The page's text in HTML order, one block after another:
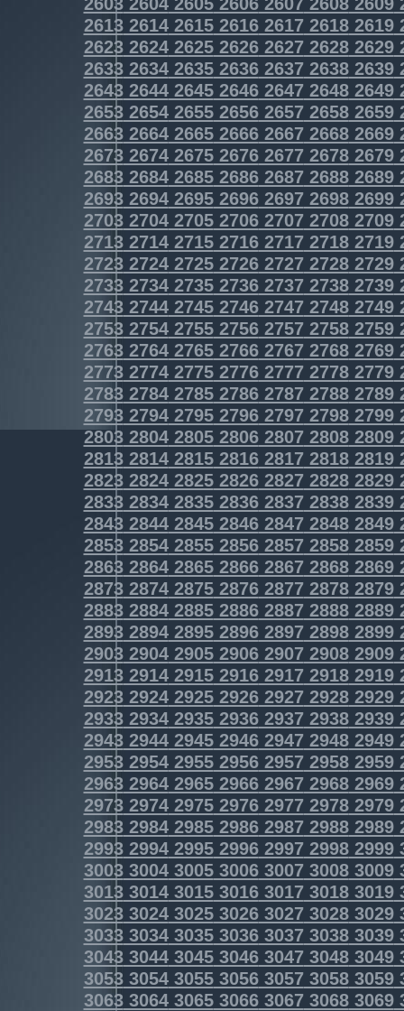
2613261426152616261726182619
2623262426252626262726282629
2633263426352636263726382639
2643264426452646264726482649
2653265426552656265726582659
2663266426652666266726682669
2673267426752676267726782679
2683268426852686268726882689
2693269426952696269726982699
2703270427052706270727082709
2713271427152716271727182719
2723272427252726272727282729
2733273427352736273727382739
2743274427452746274727482749
2753275427552756275727582759
2763276427652766276727682769
2773277427752776277727782779
2783278427852786278727882789
2793279427952796279727982799
2803280428052806280728082809
2813281428152816281728182819
2823282428252826282728282829
2833283428352836283728382839
2843284428452846284728482849
2853285428552856285728582859
2863286428652866286728682869
2873287428752876287728782879
2883288428852886288728882889
2893289428952896289728982899
2903290429052906290729082909
2913291429152916291729182919
2923292429252926292729282929
2933293429352936293729382939
2943294429452946294729482949
2953295429552956295729582959
2963296429652966296729682969
2973297429752976297729782979
2983298429852986298729882989
2993299429952996299729982999
3003300430053006300730083009
3013301430153016301730183019
3023302430253026302730283029
3033303430353036303730383039
3043304430453046304730483049
3053305430553056305730583059
3063306430653066306730683069